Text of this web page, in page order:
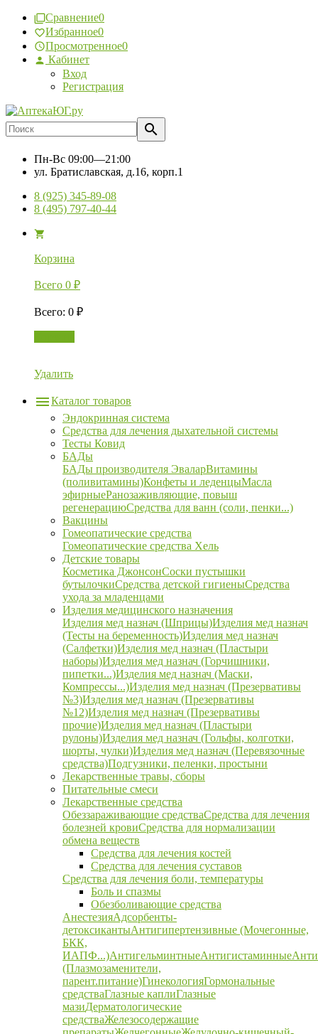
Сравнение0
Избранное0
Просмотренное0
Кабинет
Вход
Регистрация
Пн-Вс 09:00—21:00
ул. Братиславская, д.16, корп.1
8 (925) 345-89-08
8 (495) 797-40-44
Корзина
Всего 0 ₽
Всего: 0 ₽
Удалить
Каталог товаров
Эндокринная система
Средства для лечения дыхательной системы
Тесты Ковид
БАДы
БАДы производителя ЭваларВитамины
(поливитамины)Конфеты и леденцыМасла
эфирныеРанозаживляющие, повыш
регенерациюСредства для ванн (соли, пенки...)
Вакцины
Гомеопатические средства
Гомеопатические средства Хель
Детские товары
Косметика ДжонсонСоски пустышки
бутылочкиСредства детской гигиеныСредства
ухода за младенцами
Изделия медицинского назначения
Изделия мед назнач (Шприцы)Изделия мед назнач
(Тесты на беременность)Изделия мед назнач
(Салфетки)Изделия мед назнач (Пластыри
наборы)Изделия мед назнач (Горчишники,
пипетки...)Изделия мед назнач (Маски,
Компрессы...)Изделия мед назнач (Презервативы
№3)Изделия мед назнач (Презервативы
№12)Изделия мед назнач (Презервативы
прочие)Изделия мед назнач (Пластыри
рулоны)Изделия мед назнач (Гольфы, колготки,
шорты, чулки)Изделия мед назнач (Перевязочные
средства)Подгузники, пеленки, простыни
Лекарственные травы, сборы
Питательные смеси
Лекарственные средства
Обеззараживающие средстваСредства для лечения
болезней кровиСредства для нормализации
обмена веществ
Средства для лечения костей
Средства для лечения суставов
Средства для лечения боли, температуры
Боль и спазмы
Обезболивающие средства
АнестезияАдсорбенты-
детоксикантыАнтигипертензивные (Мочегонные,
БКК,
ИАПФ...)АнтигельминтныеАнтигистаминные
(Плазмозаменители,
парент.питание)ГинекологияГормональные
средстваГлазные каплиГлазные
мазиДерматологические
средстваЖелезосодержащие